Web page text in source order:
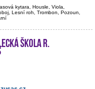
kytara, Housle, Viola,
Lesní roh, Trombon, Pozoun,
škola R.